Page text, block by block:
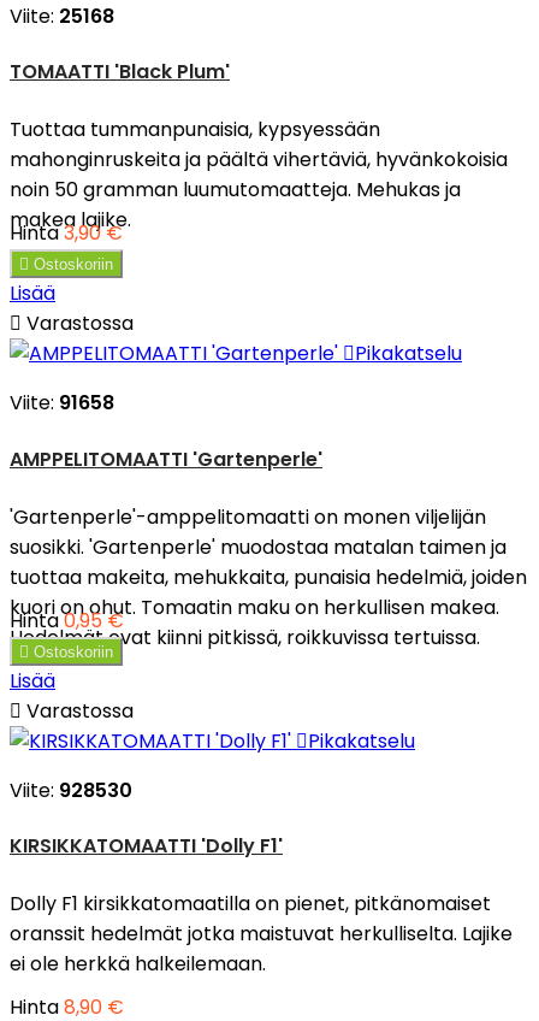
Viite: 25168
TOMAATTI 'Black Plum'
Tuottaa tummanpunaisia, kypsyessään
mahonginruskeita ja päältä vihertäviä, hyvänkokoisia
noin 50 gramman luumutomaatteja. Mehukas ja
makea lajike.
Hinta3,90 €
 Ostoskoriin
Lisää
 Varastossa
Pikakatselu
Viite: 91658
AMPPELITOMAATTI 'Gartenperle'
'Gartenperle'-amppelitomaatti on monen viljelijän
suosikki. 'Gartenperle' muodostaa matalan taimen ja
tuottaa makeita, mehukkaita, punaisia hedelmiä, joiden
kuori on ohut. Tomaatin maku on herkullisen makea.
Hedelmät ovat kiinni pitkissä, roikkuvissa tertuissa.
Hinta0,95 €
 Ostoskoriin
Lisää
 Varastossa
Pikakatselu
Viite: 928530
KIRSIKKATOMAATTI 'Dolly F1'
Dolly F1 kirsikkatomaatilla on pienet, pitkänomaiset
oranssit hedelmät jotka maistuvat herkulliselta. Lajike
ei ole herkkä halkeilemaan.
Hinta8,90 €